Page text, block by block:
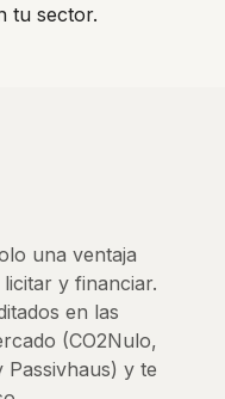
tu sector.
una ventaja
y financiar.
en las
(CO2Nulo,
Passivhaus) y te